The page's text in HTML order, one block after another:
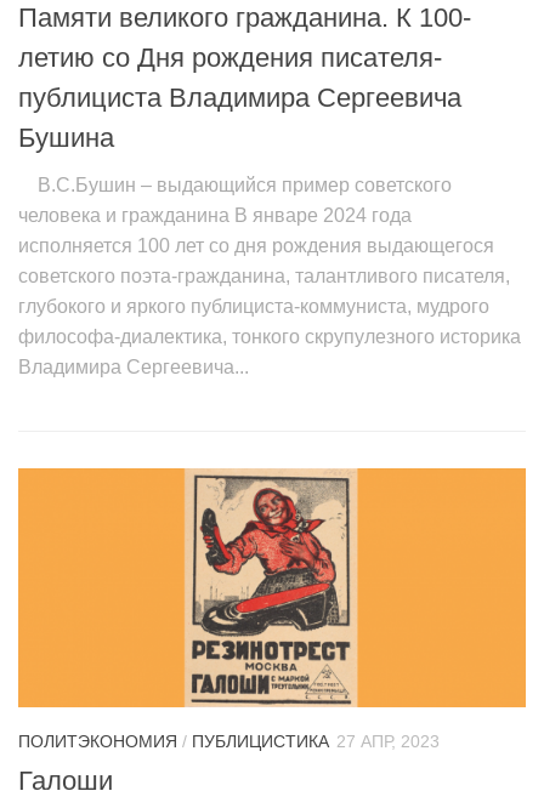
Памяти великого гражданина. К 100-
летию со Дня рождения писателя-
публициста Владимира Сергеевича
Бушина
В.С.Бушин – выдающийся пример советского
человека и гражданина В январе 2024 года
исполняется 100 лет со дня рождения выдающегося
советского поэта-гражданина, талантливого писателя,
глубокого и яркого публициста-коммуниста, мудрого
философа-диалектика, тонкого скрупулезного историка
Владимира Сергеевича...
ПОЛИТЭКОНОМИЯ / ПУБЛИЦИСТИКА 27 АПР, 2023
Галоши